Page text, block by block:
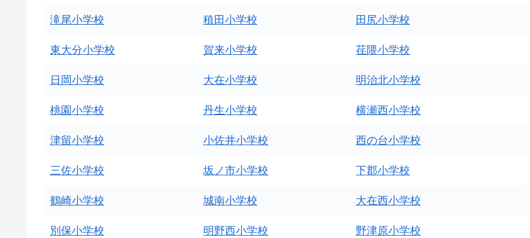
滝尾小学校 稙田小学校 田尻小学校
東大分小学校 賀来小学校 荏隈小学校
日岡小学校 大在小学校 明治北小学校
桃園小学校 丹生小学校 横瀬西小学校
津留小学校 小佐井小学校 西の台小学校
三佐小学校 坂ノ市小学校 下郡小学校
鶴崎小学校 城南小学校 大在西小学校
別保小学校 明野西小学校 野津原小学校